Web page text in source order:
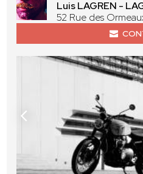
Luis LAGREN -
52 Rue des